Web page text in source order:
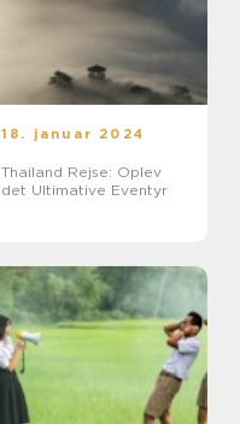
18. januar 2024
Thailand Rejse: Oplev
det Ultimative Eventyr